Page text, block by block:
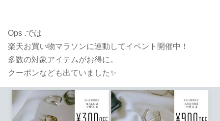
Ops .では
楽天お買い物マラソンに連動してイベント開催中！
多数の対象アイテムがお得に。
クーポンなども出ていました✨